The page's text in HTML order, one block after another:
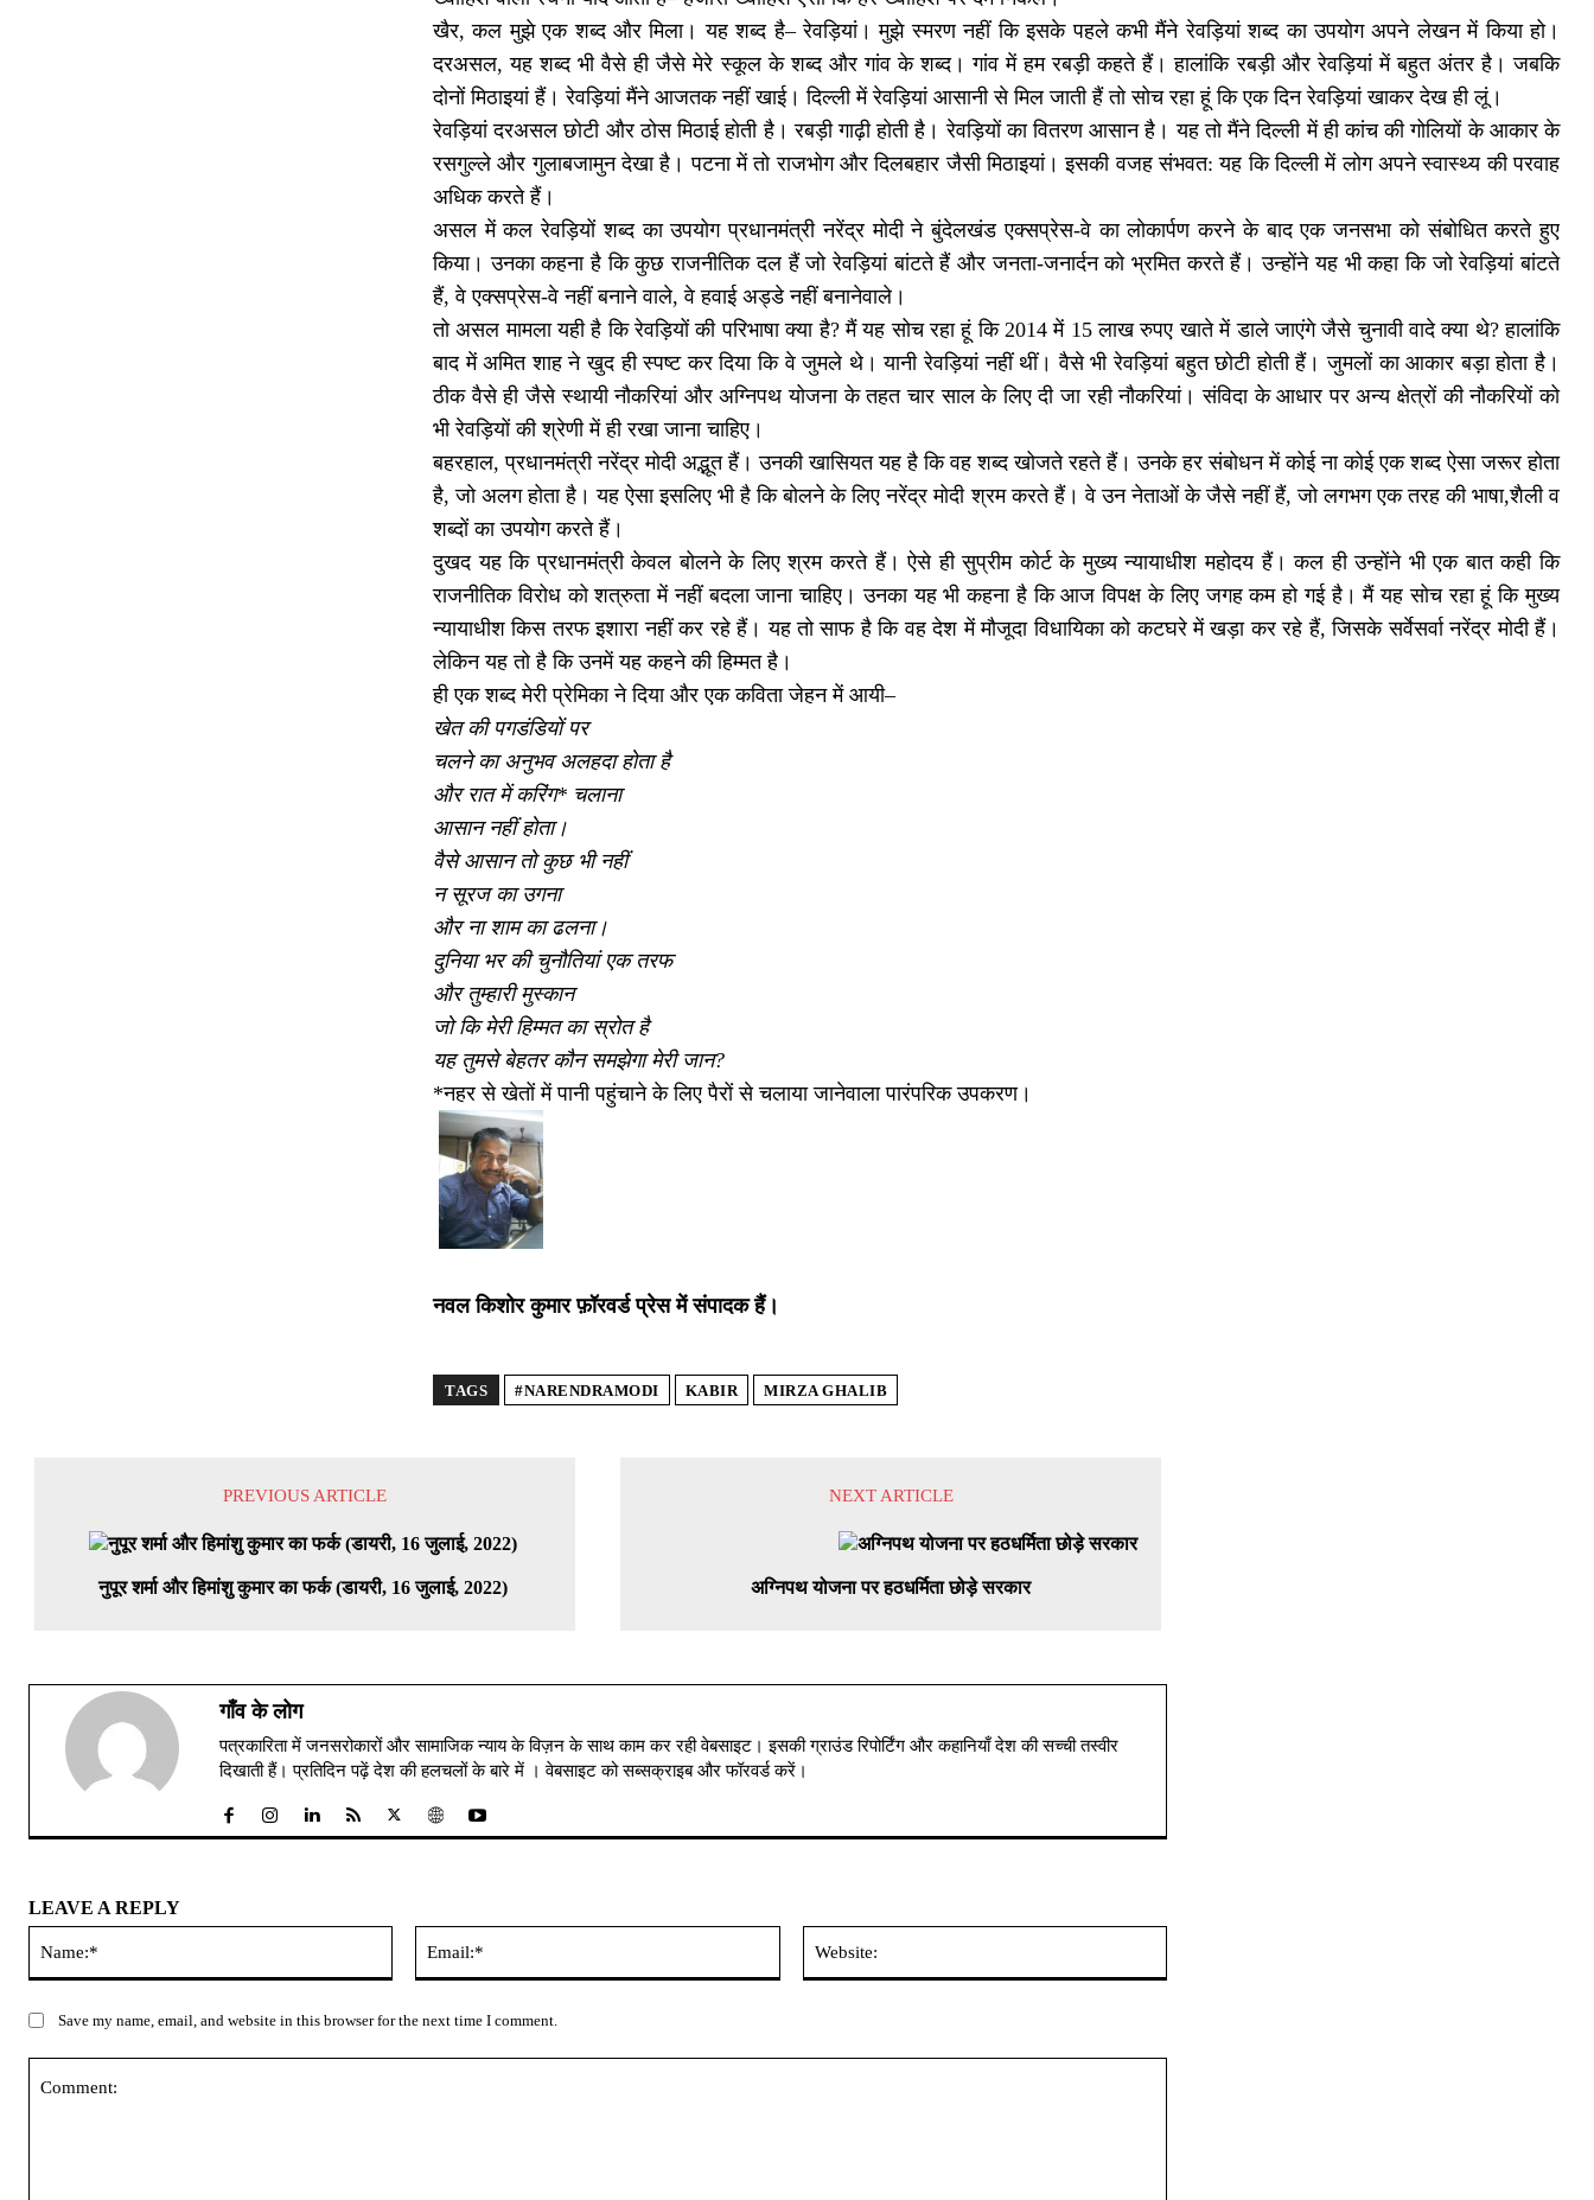
खैर, कल मुझे एक शब्द और मिला। यह शब्द है– रेवड़ियां। मुझे स्मरण नहीं कि इसके पहले कभी मैंने रेवड़ियां शब्द का उपयोग अपने लेखन में किया हो।
दरअसल, यह शब्द भी वैसे ही जैसे मेरे स्कूल के शब्द और गांव के शब्द। गांव में हम रबड़ी कहते हैं। हालांकि रबड़ी और रेवड़ियां में बहुत अंतर है। जबकि
दोनों मिठाइयां हैं। रेवड़ियां मैंने आजतक नहीं खाई। दिल्ली में रेवड़ियां आसानी से मिल जाती हैं तो सोच रहा हूं कि एक दिन रेवड़ियां खाकर देख ही लूं।
रेवड़ियां दरअसल छोटी और ठोस मिठाई होती है। रबड़ी गाढ़ी होती है। रेवड़ियों का वितरण आसान है। यह तो मैंने दिल्ली में ही कांच की गोलियों के आकार के
रसगुल्ले और गुलाबजामुन देखा है। पटना में तो राजभोग और दिलबहार जैसी मिठाइयां। इसकी वजह संभवत: यह कि दिल्ली में लोग अपने स्वास्थ्य की परवाह
अधिक करते हैं।
असल में कल रेवड़ियों शब्द का उपयोग प्रधानमंत्री नरेंद्र मोदी ने बुंदेलखंड एक्सप्रेस-वे का लोकार्पण करने के बाद एक जनसभा को संबोधित करते हुए
किया। उनका कहना है कि कुछ राजनीतिक दल हैं जो रेवड़ियां बांटते हैं और जनता-जनार्दन को भ्रमित करते हैं। उन्होंने यह भी कहा कि जो रेवड़ियां बांटते
हैं, वे एक्सप्रेस-वे नहीं बनाने वाले, वे हवाई अड्डे नहीं बनानेवाले।
तो असल मामला यही है कि रेवड़ियों की परिभाषा क्या है? मैं यह सोच रहा हूं कि 2014 में 15 लाख रुपए खाते में डाले जाएंगे जैसे चुनावी वादे क्या थे? हालांकि
बाद में अमित शाह ने खुद ही स्पष्ट कर दिया कि वे जुमले थे। यानी रेवड़ियां नहीं थीं। वैसे भी रेवड़ियां बहुत छोटी होती हैं। जुमलों का आकार बड़ा होता है।
ठीक वैसे ही जैसे स्थायी नौकरियां और अग्निपथ योजना के तहत चार साल के लिए दी जा रही नौकरियां। संविदा के आधार पर अन्य क्षेत्रों की नौकरियों को
भी रेवड़ियों की श्रेणी में ही रखा जाना चाहिए।
बहरहाल, प्रधानमंत्री नरेंद्र मोदी अद्भूत हैं। उनकी खासियत यह है कि वह शब्द खोजते रहते हैं। उनके हर संबोधन में कोई ना कोई एक शब्द ऐसा जरूर होता
है, जो अलग होता है। यह ऐसा इसलिए भी है कि बोलने के लिए नरेंद्र मोदी श्रम करते हैं। वे उन नेताओं के जैसे नहीं हैं, जो लगभग एक तरह की भाषा,शैली व
शब्दों का उपयोग करते हैं।
दुखद यह कि प्रधानमंत्री केवल बोलने के लिए श्रम करते हैं। ऐसे ही सुप्रीम कोर्ट के मुख्य न्यायाधीश महोदय हैं। कल ही उन्होंने भी एक बात कही कि
राजनीतिक विरोध को शत्रुता में नहीं बदला जाना चाहिए। उनका यह भी कहना है कि आज विपक्ष के लिए जगह कम हो गई है। मैं यह सोच रहा हूं कि मुख्य
न्यायाधीश किस तरफ इशारा नहीं कर रहे हैं। यह तो साफ है कि वह देश में मौजूदा विधायिका को कटघरे में खड़ा कर रहे हैं, जिसके सर्वेसर्वा नरेंद्र मोदी हैं।
लेकिन यह तो है कि उनमें यह कहने की हिम्मत है।
ही एक शब्द मेरी प्रेमिका ने दिया और एक कविता जेहन में आयी–
खेत की पगडंडियों पर
चलने का अनुभव अलहदा होता है
और रात में करिंग* चलाना
आसान नहीं होता।
वैसे आसान तो कुछ भी नहीं
न सूरज का उगना
और ना शाम का ढलना।
दुनिया भर की चुनौतियां एक तरफ
और तुम्हारी मुस्कान
जो कि मेरी हिम्मत का स्रोत है
यह तुमसे बेहतर कौन समझेगा मेरी जान?
*नहर से खेतों में पानी पहुंचाने के लिए पैरों से चलाया जानेवाला पारंपरिक उपकरण।
नवल किशोर कुमार फ़ॉरवर्ड प्रेस में संपादक हैं।
TAGS #NARENDRAMODI KABIR MIRZA GHALIB
PREVIOUS ARTICLE
नुपूर शर्मा और हिमांशु कुमार का फर्क (डायरी, 16 जुलाई, 2022)
NEXT ARTICLE
अग्निपथ योजना पर हठधर्मिता छोड़े सरकार
गाँव के लोग
पत्रकारिता में जनसरोकारों और सामाजिक न्याय के विज़न के साथ काम कर रही वेबसाइट। इसकी ग्राउंड रिपोर्टिंग और कहानियाँ देश की सच्ची तस्वीर
दिखाती हैं। प्रतिदिन पढ़ें देश की हलचलों के बारे में । वेबसाइट को सब्सक्राइब और फॉरवर्ड करें।
LEAVE A REPLY
Save my name, email, and website in this browser for the next time I comment.